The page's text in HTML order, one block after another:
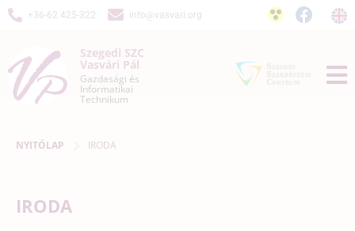
+36-62 425-322 info@vasvari.org
Szegedi SZC
Vasvári Pál
Gazdasági és
Informatikai
Technikum
NYITÓLAP IRODA
IRODA